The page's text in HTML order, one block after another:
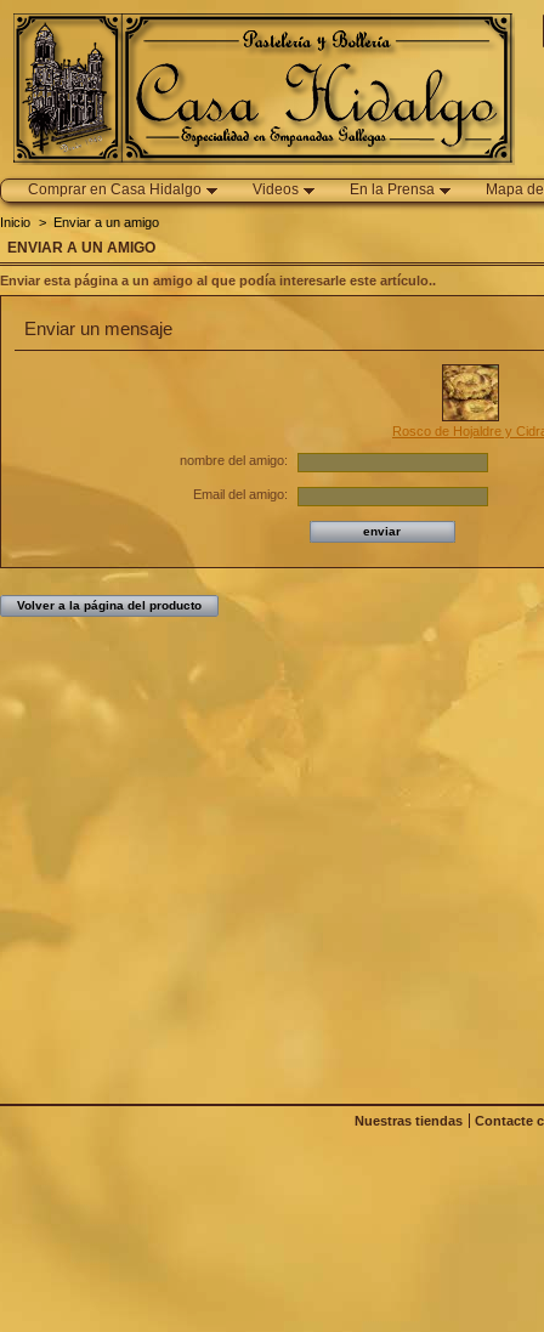
Comprar en Casa Hidalgo Videos En la Prensa Mapa
Inicio > Enviar a un amigo
ENVIAR A UN AMIGO
Enviar esta página a un amigo al que podía interesarle este artículo..
Enviar un mensaje
Rosco de Hojaldre y
nombre del amigo:
Email del amigo:
Volver a la página del producto
Nuestras tiendas Contacte